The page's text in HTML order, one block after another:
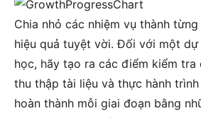
Chia nhỏ các nhiệm vụ thành
hiệu quả tuyệt vời. Đối với một dự
học, hãy tạo ra các điểm kiểm tra
thu thập tài liệu và thực hành
hoàn thành mỗi giai đoạn bằng